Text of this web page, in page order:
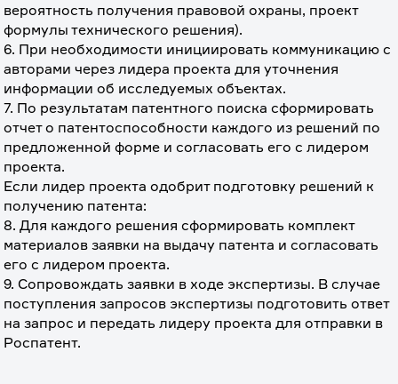
вероятность получения правовой охраны, проект
формулы технического решения).
6. При необходимости инициировать коммуникацию с
авторами через лидера проекта для уточнения
информации об исследуемых объектах.
7. По результатам патентного поиска сформировать
отчет о патентоспособности каждого из решений по
предложенной форме и согласовать его с лидером
проекта.
Если лидер проекта одобрит подготовку решений к
получению патента:
8. Для каждого решения сформировать комплект
материалов заявки на выдачу патента и согласовать
его с лидером проекта.
9. Сопровождать заявки в ходе экспертизы. В случае
поступления запросов экспертизы подготовить ответ
на запрос и передать лидеру проекта для отправки в
Роспатент.